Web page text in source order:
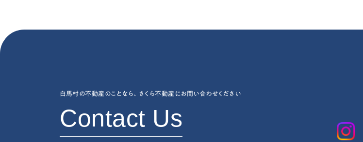
白馬村の不動産のことなら、 さくら不動産にお問い合わせください
Contact Us